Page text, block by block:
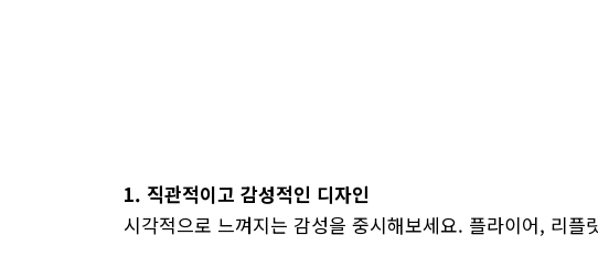
1. 직관적이고 감성적인 디자인
시각적으로 느껴지는 감성을 중시해보세요. 플라이어, 리